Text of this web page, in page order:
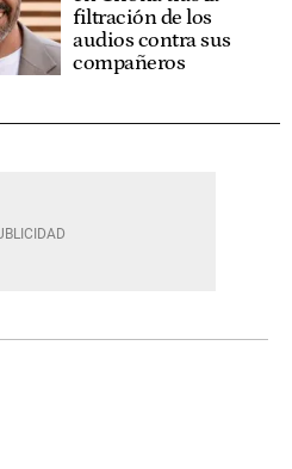
filtración de los
audios contra sus
compañeros